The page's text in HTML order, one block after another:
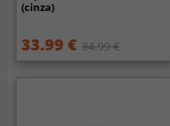
(cinza)
33.99 € 84.99 €